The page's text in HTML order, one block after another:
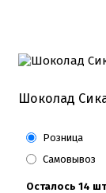
Шоколад
Розница
Самовывоз
Осталось 14